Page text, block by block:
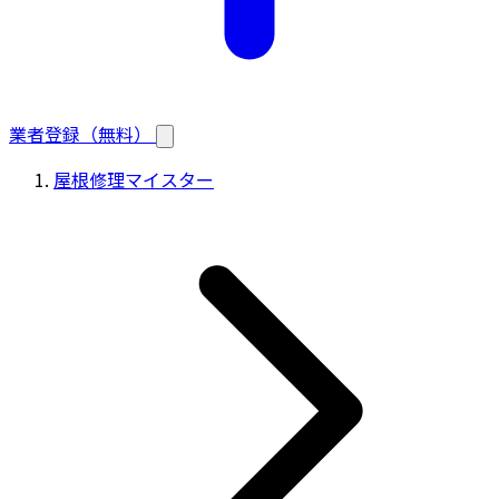
業者登録（無料）
屋根修理マイスター